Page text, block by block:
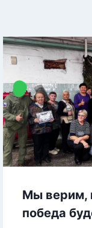
Мы верим,
победа